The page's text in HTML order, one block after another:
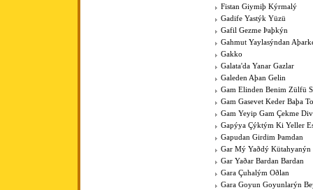
Fistan Giymiþ Kýrmalý
Gadife Yastýk Yüzü
Gafil Gezme Þaþkýn
Gahmut Yaylasýndan
Gakko
Galata'da Yanar Gazlar
Galeden Aþan Gelin
Gam Elinden Benim Zülfü
Gam Gasevet Keder Baþa
Gam Yeyip Gam Çekme
Gapýya Çýktým Ki Yeller
Gapudan Girdim Þamdan
Gar Mý Yaðdý Kütahyanýn
Gar Yaðar Bardan Bardan
Gara Çuhalým Oðlan
Gara Goyun Goyunlarýn